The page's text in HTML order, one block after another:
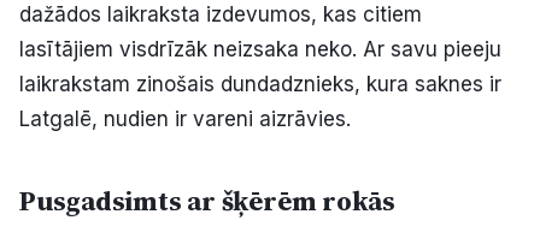
dažādos laikraksta izdevumos, kas citiem
lasītājiem visdrīzāk neizsaka neko. Ar savu pieeju
laikrakstam zinošais dundadznieks, kura saknes ir
Latgalē, nudien ir vareni aizrāvies.
Pusgadsimts ar šķērēm rokās